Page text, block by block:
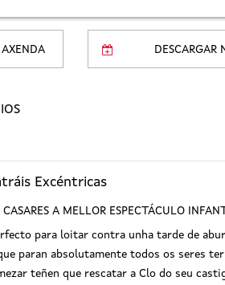
DESCARGAR
Excéntricas
A MELLOR ESPECTÁCULO
para loitar contra unha tarde de
paran absolutamente todos os seres
teñen que rescatar a Clo do seu